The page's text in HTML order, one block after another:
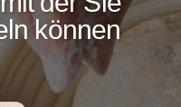
können